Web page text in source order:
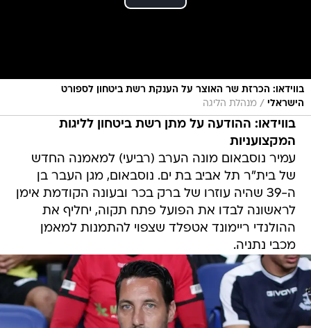
בווידאו: הכרזת שר האוצר על הענקת רשת ביטחון לספורט
הישראלי / מנהלת הליגה
בווידאו: ההודעה על מתן רשת ביטחון לליגות
המקצועניות
עמיר נוסבאום מונה הערב (רביעי) למאמנה החדש
של בית"ר תל אביב בת ים. נוסבאום, מגן העבר בן
ה-39 שהיה עוזרו של ברק בכר ובעונה הקודמת אימן
לראשונה לבדו את הפועל פתח תקוה, יחליף את
ההולנדי ריימונד אטפלד שצפוי להתמנות למאמן
מכבי נתניה.